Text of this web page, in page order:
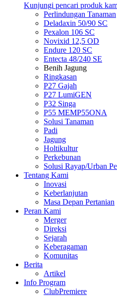
Kunjungi pencari produk
Perlindungan Tanaman
Deladaxin 50/90 SC
Pexalon 106 SC
Novixid 12,5 OD
Endure 120 SC
Entecta 48/240 SE
Benih Jagung
Ringkasan
P27 Gajah
P27 LumiGEN
P32 Singa
P55 MEMP55ONA
Solusi Tanaman
Padi
Jagung
Holtikultur
Perkebunan
Solusi Rayap/Urban
Tentang Kami
Inovasi
Keberlanjutan
Masa Depan Pertanian
Peran Kami
Merger
Direksi
Sejarah
Keberagaman
Komunitas
Berita
Artikel
Info Program
ClubPremiere